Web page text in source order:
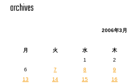
archives
2006年3月
月 火 水 木
1
2
6
7 8 9
13
14 15 16